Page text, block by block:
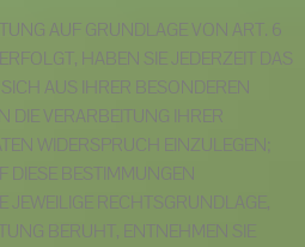
AUF GRUNDLAGE VON ART. 6
HABEN SIE JEDERZEIT DAS
AUS IHRER BESONDEREN
DIE VERARBEITUNG IHRER
WIDERSPRUCH EINZULEGEN;
DIESE BESTIMMUNGEN
JEWEILIGE RECHTSGRUNDLAGE,
BERUHT, ENTNEHMEN SIE